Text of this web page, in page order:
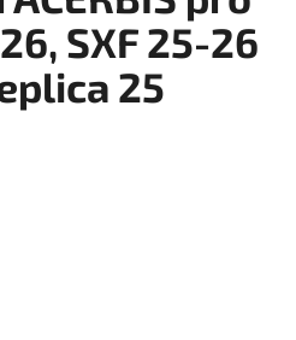
SXF 25-26
25